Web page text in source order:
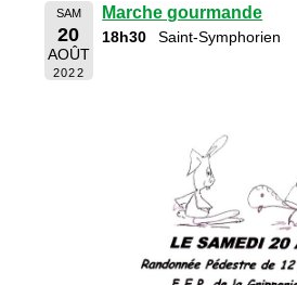
SAM
20
AOÛT
2022
Marche gourmande
18h30 Saint-Symphorien